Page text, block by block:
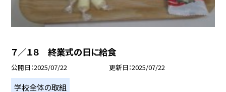
７／１８ 終業式の日に給食
公開日 2025/07/22 更新日 2025/07/22
学校全体の取組